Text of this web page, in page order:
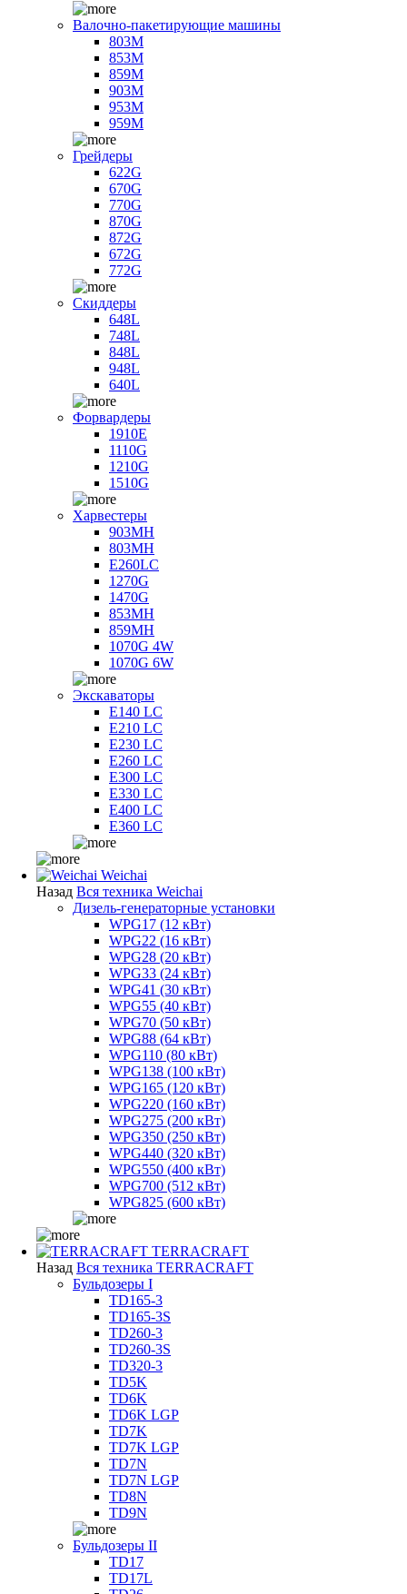
Валочно-пакетирующие машины
803M
853M
859M
903M
953M
959M
Грейдеры
622G
670G
770G
870G
872G
672G
772G
Скиддеры
648L
748L
848L
948L
640L
Форвардеры
1910E
1110G
1210G
1510G
Харвестеры
903MH
803MH
E260LC
1270G
1470G
853MH
859MH
1070G 4W
1070G 6W
Экскаваторы
E140 LC
E210 LC
E230 LC
E260 LC
E300 LC
E330 LC
E400 LC
E360 LC
Weichai
Назад Вся техника Weichai
Дизель-генераторные установки
WPG17 (12 кВт)
WPG22 (16 кВт)
WPG28 (20 кВт)
WPG33 (24 кВт)
WPG41 (30 кВт)
WPG55 (40 кВт)
WPG70 (50 кВт)
WPG88 (64 кВт)
WPG110 (80 кВт)
WPG138 (100 кВт)
WPG165 (120 кВт)
WPG220 (160 кВт)
WPG275 (200 кВт)
WPG350 (250 кВт)
WPG440 (320 кВт)
WPG550 (400 кВт)
WPG700 (512 кВт)
WPG825 (600 кВт)
TERRACRAFT
Назад Вся техника TERRACRAFT
Бульдозеры I
TD165-3
TD165-3S
TD260-3
TD260-3S
TD320-3
TD5K
TD6K
TD6K LGP
TD7K
TD7K LGP
TD7N
TD7N LGP
TD8N
TD9N
Бульдозеры II
TD17
TD17L